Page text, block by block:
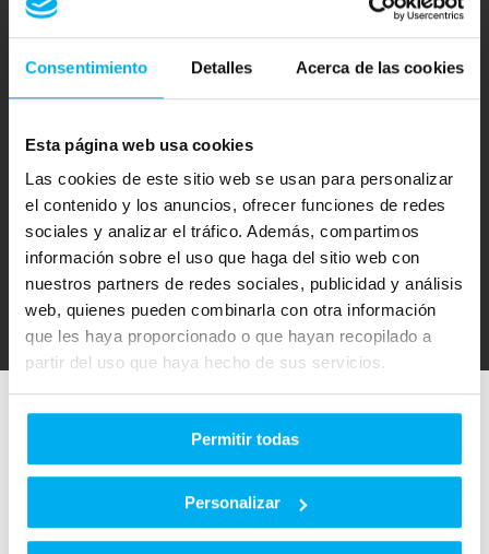
Consentimiento Detalles Acerca de las cookies
Esta página web usa cookies
Las cookies de este sitio web se usan para personalizar
el contenido y los anuncios, ofrecer funciones de redes
sociales y analizar el tráfico. Además, compartimos
información sobre el uso que haga del sitio web con
nuestros partners de redes sociales, publicidad y análisis
web, quienes pueden combinarla con otra información
que les haya proporcionado o que hayan recopilado a
partir del uso que haya hecho de sus servicios.
Permitir todas
Personalizar
Lunes a Viernes: 09:00 a 14:00 y 16:00 a 20:00
Sábados: Cerrado
HORARIOS TALLER
RECEPCIÓN DE TALLER: DE 08:00 A 19:00
ININTERRUMPIDO
TALLER Y RECAMBIOS DE 08:00 A 17:00 ININTERRUMPIDO
Sábados: Cerrado